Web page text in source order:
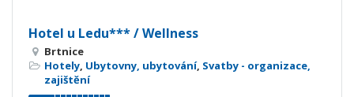
Hotel u Ledu*** / Wellness
Brtnice
Hotely, Ubytovny, ubytování, Svatby - organizace,
zajištění